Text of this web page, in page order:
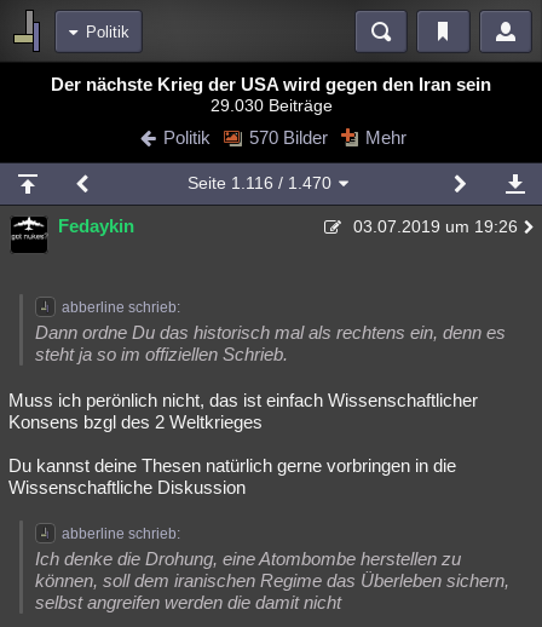
Politik
Bereiche
Diskussionen Blogs Videos
Chat Wiki Neuigkeiten
meine Rubriken
Menschen Wissenschaft Mystery Kriminalfälle
Natur Umfragen Unterhaltung
weitere Rubriken
Philosophie Träume Orte Esoterik Literatur
Musik Clash Verbesserungen
Übersichten
Besucht Teilgenommen Alle Neue Geschlossen
Der nächste Krieg der USA wird gegen den Iran sein
29.030 Beiträge
Politik 570 Bilder Mehr
Seite 1.116 / 1.470
Fedaykin 03.07.2019 um 19:26
abberline schrieb:
Dann ordne Du das historisch mal als rechtens ein, denn es
steht ja so im offiziellen Schrieb.
Muss ich perönlich nicht, das ist einfach Wissenschaftlicher
Konsens bzgl des 2 Weltkrieges
Du kannst deine Thesen natürlich gerne vorbringen in die
Wissenschaftliche Diskussion
abberline schrieb:
Ich denke die Drohung, eine Atombombe herstellen zu
können, soll dem iranischen Regime das Überleben sichern,
selbst angreifen werden die damit nicht